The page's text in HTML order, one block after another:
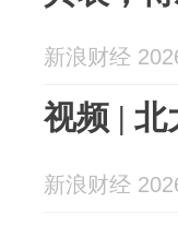
新浪财经
视频 | 北
新浪财经